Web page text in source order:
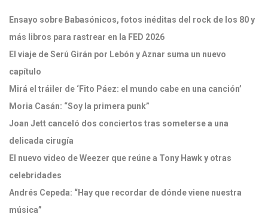
Ensayo sobre Babasónicos, fotos inéditas del rock de los 80 y
más libros para rastrear en la FED 2026
El viaje de Serú Girán por Lebón y Aznar suma un nuevo
capítulo
Mirá el tráiler de ‘Fito Páez: el mundo cabe en una canción’
Moria Casán: “Soy la primera punk”
Joan Jett canceló dos conciertos tras someterse a una
delicada cirugía
El nuevo video de Weezer que reúne a Tony Hawk y otras
celebridades
Andrés Cepeda: “Hay que recordar de dónde viene nuestra
música”